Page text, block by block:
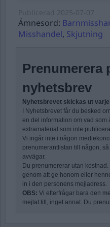
Ämnesord:
Misshandel, Skjutning
Prenumerera
nyhetsbrev
Nyhetsbrevet skickas ut
I Nyhetsbrevet får du besked
en del information om vad som
extramaterial som inte
Vi ingår inte i någon
prenumerantlistan till någon,
avvägar.
Du prenumererar utan
genom att ge honom eller
in i den personens mejladress.
OBS: Vi efterfrågar bara den
mejlat till, inget annat. Du